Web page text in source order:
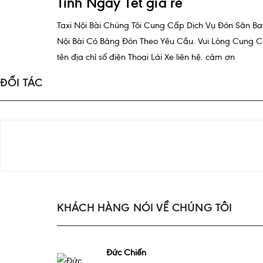
Taxi Nội Bài Chúng Tôi Cung Cấp Dịch Vụ Đón Sân
Nội Bài Có Bảng Đón Theo Yêu Cầu. Vui Lòng Cung
tên địa chỉ số điện Thoại Lái Xe liên hệ. cảm ơn
ĐỐI TÁC
KHÁCH HÀNG NÓI VỀ CHÚNG TÔI
Đức Chiến